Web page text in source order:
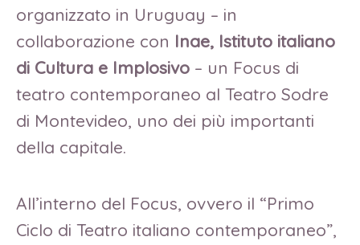
organizzato in Uruguay – in
collaborazione con Inae, Istituto italiano
di Cultura e Implosivo – un Focus di
teatro contemporaneo al Teatro Sodre
di Montevideo, uno dei più importanti
della capitale.
All’interno del Focus, ovvero il “Primo
Ciclo di Teatro italiano contemporaneo”,